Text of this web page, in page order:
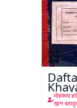
मोहममद
ख़ान बहादुर